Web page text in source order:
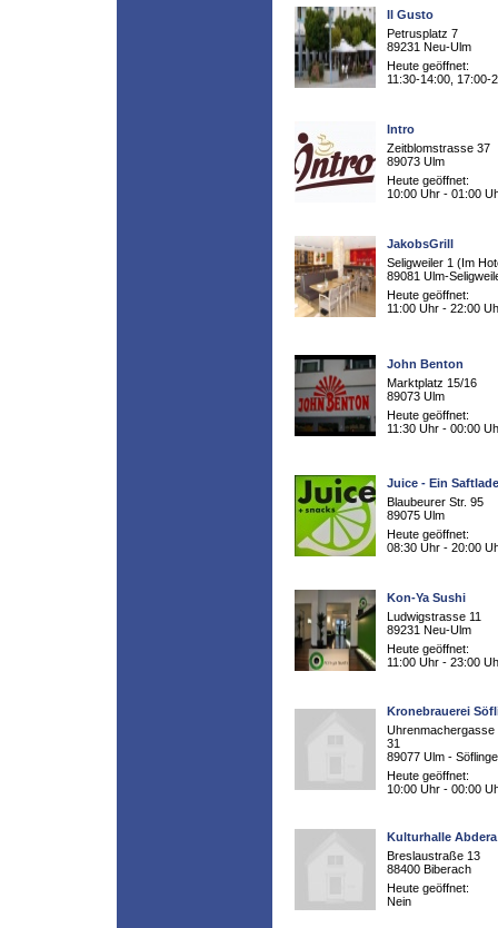
Il Gusto
Petrusplatz 7
89231 Neu-Ulm
Heute geöffnet:
11:30-14:00, 17:00-
Intro
Zeitblomstrasse 37
89073 Ulm
Heute geöffnet:
10:00 Uhr - 01:00
JakobsGrill
Seligweiler 1 (Im
89081 Ulm-
Heute geöffnet:
11:00 Uhr - 22:00
John Benton
Marktplatz 15/16
89073 Ulm
Heute geöffnet:
11:30 Uhr - 00:00
Juice - Ein
Blaubeurer Str. 95
89075 Ulm
Heute geöffnet:
08:30 Uhr - 20:00
Kon-Ya Sushi
Ludwigstrasse 11
89231 Neu-Ulm
Heute geöffnet:
11:00 Uhr - 23:00
Kronebrauerei
31
89077 Ulm -
Heute geöffnet:
10:00 Uhr - 00:00
Kulturhalle Abdera
Breslaustraße 13
88400 Biberach
Heute geöffnet:
Nein